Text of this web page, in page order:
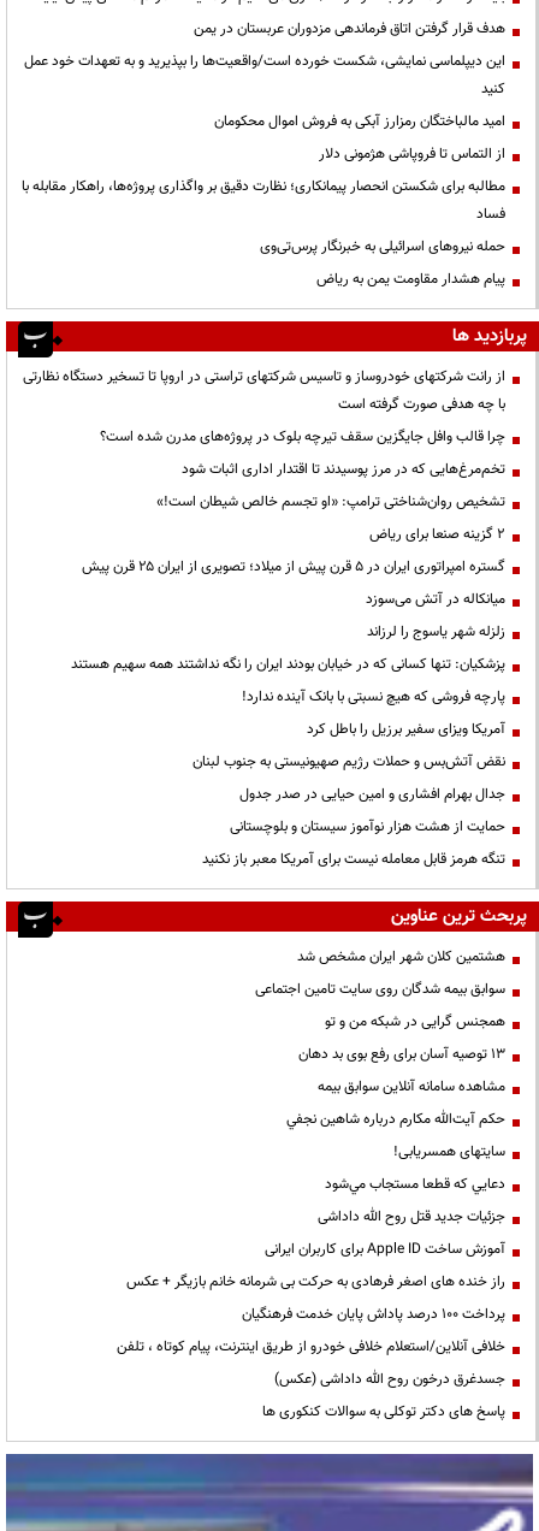
هدف قرار گرفتن اتاق‌ فرماندهی مزدوران عربستان در یمن
این دیپلماسی نمایشی، شکست خورده است/واقعیت‌ها را بپذیرید و به تعهدات خود عمل
کنید
امید مالباختگان رمزارز آبکی به فروش اموال محکومان
از التماس تا فروپاشی هژمونی دلار
مطالبه برای شکستن انحصار پیمانکاری؛ نظارت دقیق بر واگذاری پروژه‌ها، راهکار مقابله با
فساد
حمله نیروهای اسرائیلی به خبرنگار پرس‌تی‌وی
پیام هشدار مقاومت یمن به ریاض
پربازدید ها
از رانت‌ شرکتهای خودروساز و تاسیس شرکتهای تراستی در اروپا تا تسخیر دستگاه نظارتی
با چه هدفی صورت گرفته است
چرا قالب وافل جایگزین سقف تیرچه بلوک در پروژه‌های مدرن شده است؟
تخم‌مرغ‌هایی که در مرز پوسیدند تا اقتدار اداری اثبات شود
تشخیص روان‌شناختی ترامپ: «او تجسم خالص شیطان است!»
۲ گزینه صنعا برای ریاض
گستره امپراتوری ایران در ۵ قرن پیش از میلاد؛ تصویری از ایران ۲۵ قرن پیش
میانکاله در آتش می‌سوزد
زلزله شهر یاسوج را لرزاند
پزشکیان: تنها کسانی که در خیابان بودند ایران را نگه نداشتند همه سهیم هستند
پارچه فروشی که هیچ نسبتی با بانک آینده ندارد!
آمریکا ویزای سفیر برزیل را باطل کرد
نقض آتش‌بس و حملات رژیم صهیونیستی به جنوب لبنان
جدال بهرام افشاری و امین حیایی در صدر جدول
حمایت از هشت هزار نوآموز سیستان و بلوچستانی
تنگه هرمز قابل معامله نیست برای آمریکا معبر باز نکنید
پربحث ترین عناوین
هشتمین کلان شهر ایران مشخص شد
سوابق بیمه شدگان روی سایت تامین اجتماعی
همجنس گرایی در شبکه من و تو
13 توصیه آسان برای رفع بوی بد دهان
مشاهده سامانه آنلاين سوابق بیمه
حكم آيت‌الله مكارم درباره شاهين نجفي
سایتهای همسریابی!
دعايي كه قطعا مستجاب مي‌شود
جزئیات جدید قتل روح الله داداشی
آموزش ساخت Apple ID برای کاربران ایرانی
راز خنده های اصغر فرهادی به حرکت بی شرمانه خانم بازیگر + عکس
پرداخت ۱۰۰ درصد پاداش پایان خدمت فرهنگیان
خلافی آنلاین/استعلام خلافی خودرو از طریق اینترنت، پیام کوتاه ، تلفن
جسدغرق درخون روح الله داداشی (عکس)
پاسخ های دکتر توکلی به سوالات کنکوری ها